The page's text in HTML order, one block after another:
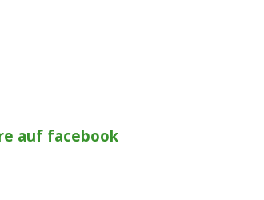
auf facebook